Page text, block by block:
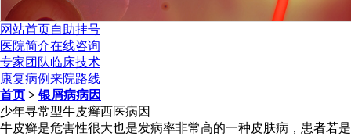
网站首页自助挂号
医院简介在线咨询
专家团队临床技术
康复病例来院路线
首页 >银屑病病因
少年寻常型牛皮癣西医病因
牛皮癣是危害性很大也是发病率非常高的一种皮肤病，患者若是